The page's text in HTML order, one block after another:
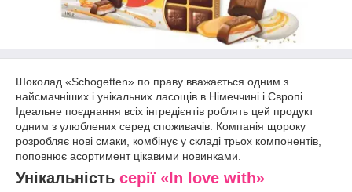
Шоколад «Schogetten» по праву вважається одним з
найсмачніших і унікальних ласощів в Німеччині і Європі.
Ідеальне поєднання всіх інгредієнтів роблять цей продукт
одним з улюблених серед споживачів. Компанія щороку
розробляє нові смаки, комбінує у складі трьох компонентів,
поповнює асортимент цікавими новинками.
Унікальність серії «In love with»